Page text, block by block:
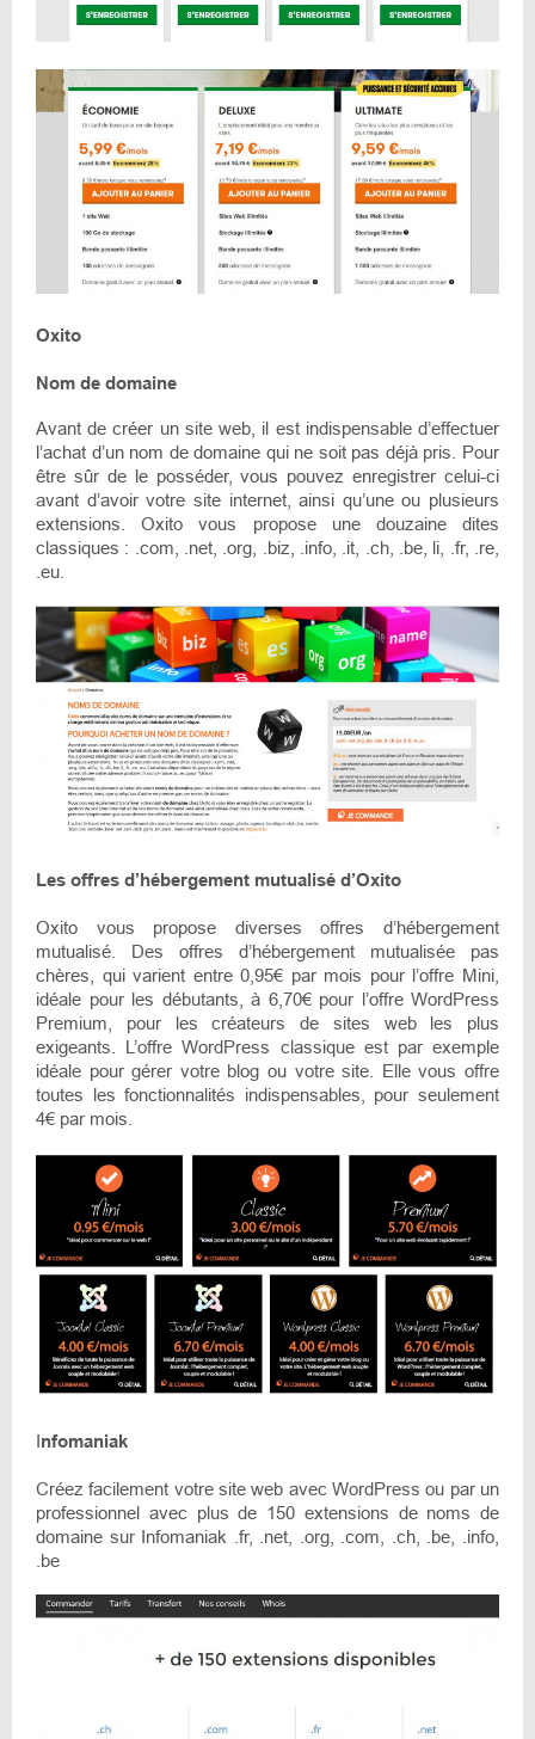
Oxito
Nom de domaine
Avant de créer un site web, il est indispensable d’effectuer
l’achat d’un nom de domaine qui ne soit pas déjà pris. Pour
être sûr de le posséder, vous pouvez enregistrer celui-ci
avant d’avoir votre site internet, ainsi qu’une ou plusieurs
extensions. Oxito vous propose une douzaine dites
classiques : .com, .net, .org, .biz, .info, .it, .ch, .be, li, .fr, .re,
.eu.
Les offres d’hébergement mutualisé d’Oxito
Oxito vous propose diverses offres d’hébergement
mutualisé. Des offres d’hébergement mutualisée pas
chères, qui varient entre 0,95€ par mois pour l’offre Mini,
idéale pour les débutants, à 6,70€ pour l’offre WordPress
Premium, pour les créateurs de sites web les plus
exigeants. L’offre WordPress classique est par exemple
idéale pour gérer votre blog ou votre site. Elle vous offre
toutes les fonctionnalités indispensables, pour seulement
4€ par mois.
Infomaniak
Créez facilement votre site web avec WordPress ou par un
professionnel avec plus de 150 extensions de noms de
domaine sur Infomaniak .fr, .net, .org, .com, .ch, .be, .info,
.be